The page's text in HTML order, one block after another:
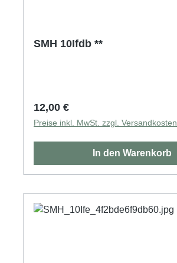
SMH 10Ifdb **
Regulärer Preis:
12,00 €
Preise inkl. MwSt. zzgl. Versandkosten
In den Warenkorb